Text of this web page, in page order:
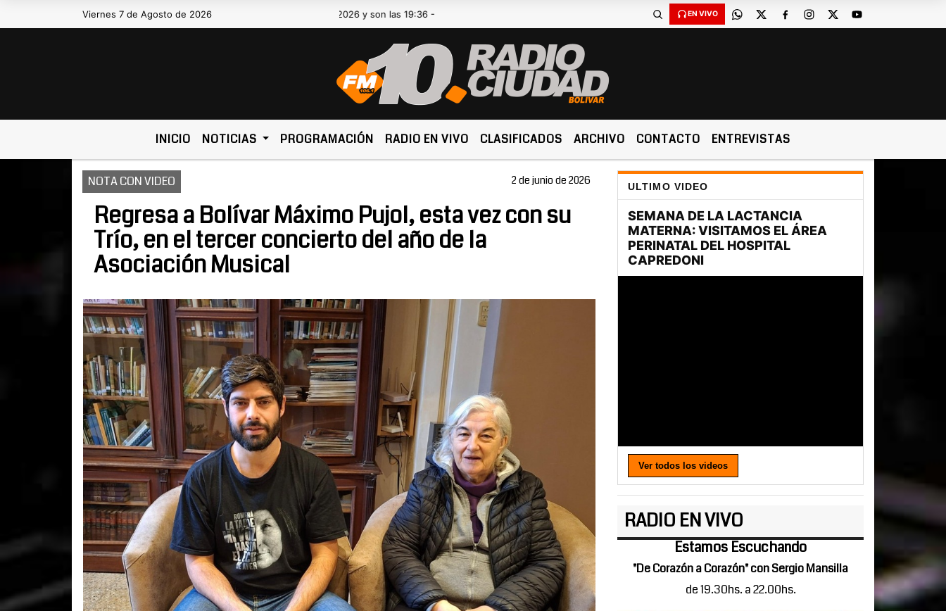
Viernes 7 de Agosto de 2026Hoy es Viernes 7 de Agosto de 2026 y son las 19:36 - EN VIVO
INICIO NOTICIAS PROGRAMACIÓN RADIO EN VIVO CLASIFICADOS ARCHIVO CONTACTO ENTREVISTAS
NOTA CON VIDEO 2 de junio de 2026
Regresa a Bolívar Máximo Pujol, esta vez con su
Trío, en el tercer concierto del año de la
Asociación Musical
ULTIMO VIDEO
Ver todos los videos
RADIO EN VIVO
Estamos Escuchando
"De Corazón a Corazón" con Sergio Mansilla
de 19.30hs. a 22.00hs.